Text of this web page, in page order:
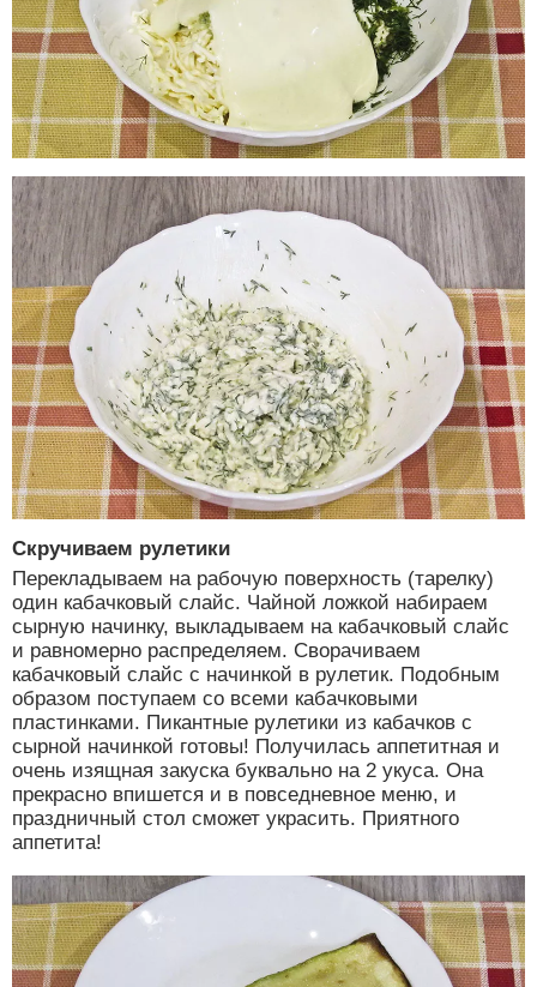
Скручиваем рулетики
Перекладываем на рабочую поверхность (тарелку)
один кабачковый слайс. Чайной ложкой набираем
сырную начинку, выкладываем на кабачковый слайс
и равномерно распределяем. Сворачиваем
кабачковый слайс с начинкой в рулетик. Подобным
образом поступаем со всеми кабачковыми
пластинками. Пикантные рулетики из кабачков с
сырной начинкой готовы! Получилась аппетитная и
очень изящная закуска буквально на 2 укуса. Она
прекрасно впишется и в повседневное меню, и
праздничный стол сможет украсить. Приятного
аппетита!